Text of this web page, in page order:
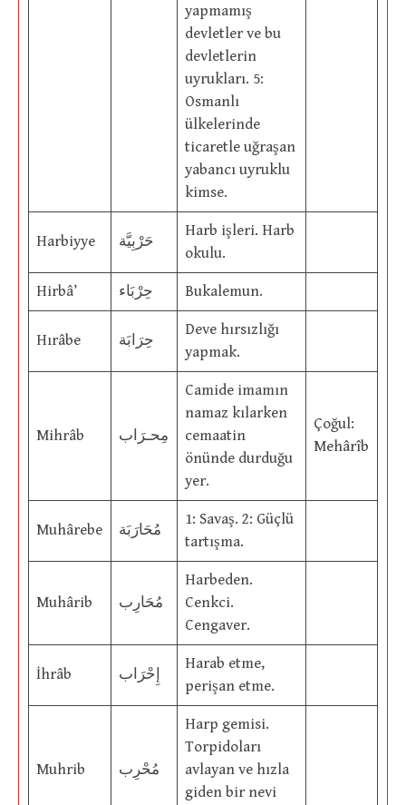
yapmamış
devletler ve bu
devletlerin
uyrukları. 5:
Osmanlı
ülkelerinde
ticaretle uğraşan
yabancı uyruklu
kimse.
Harbiyye حَرْبِيَّة
Harb işleri. Harb
okulu.
Hirbâ’ حِرْبَاء Bukalemun.
Hırâbe حِرَابَة
Deve hırsızlığı
yapmak.
Mihrâb مِحـرَاب
Camide imamın
namaz kılarken
cemaatin
önünde durduğu
yer.
Çoğul:
Mehârîb
Muhârebe مُحَارَبَة
1: Savaş. 2: Güçlü
tartışma.
Muhârib مُحَارِب
Harbeden.
Cenkci.
Cengaver.
İhrâb إِحْرَاب
Harab etme,
perişan etme.
Muhrib مُحْرِب
Harp gemisi.
Torpidoları
avlayan ve hızla
giden bir nevi